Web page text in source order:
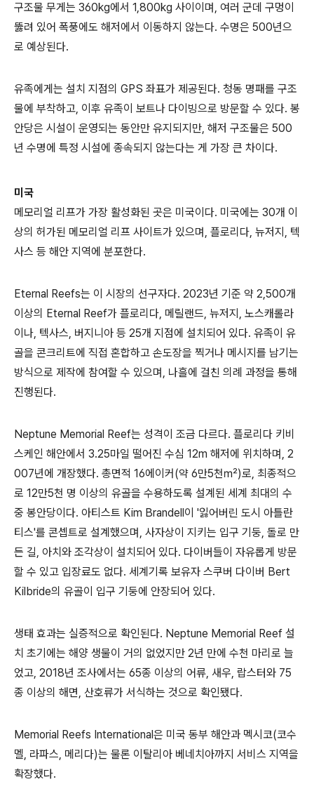
구조물 무게는 360kg에서 1,800kg 사이이며, 여러 군데 구멍이
뚫려 있어 폭풍에도 해저에서 이동하지 않는다. 수명은 500년으
로 예상된다.
유족에게는 설치 지점의 GPS 좌표가 제공된다. 청동 명패를 구조
물에 부착하고, 이후 유족이 보트나 다이빙으로 방문할 수 있다. 봉
안당은 시설이 운영되는 동안만 유지되지만, 해저 구조물은 500
년 수명에 특정 시설에 종속되지 않는다는 게 가장 큰 차이다.
미국
메모리얼 리프가 가장 활성화된 곳은 미국이다. 미국에는 30개 이
상의 허가된 메모리얼 리프 사이트가 있으며, 플로리다, 뉴저지, 텍
사스 등 해안 지역에 분포한다.
Eternal Reefs는 이 시장의 선구자다. 2023년 기준 약 2,500개
이상의 Eternal Reef가 플로리다, 메릴랜드, 뉴저지, 노스캐롤라
이나, 텍사스, 버지니아 등 25개 지점에 설치되어 있다. 유족이 유
골을 콘크리트에 직접 혼합하고 손도장을 찍거나 메시지를 남기는
방식으로 제작에 참여할 수 있으며, 나흘에 걸친 의례 과정을 통해
진행된다.
Neptune Memorial Reef는 성격이 조금 다르다. 플로리다 키비
스케인 해안에서 3.25마일 떨어진 수심 12m 해저에 위치하며, 2
007년에 개장했다. 총면적 16에이커(약 6만5천㎡)로, 최종적으
로 12만5천 명 이상의 유골을 수용하도록 설계된 세계 최대의 수
중 봉안당이다. 아티스트 Kim Brandell이 '잃어버린 도시 아틀란
티스'를 콘셉트로 설계했으며, 사자상이 지키는 입구 기둥, 돌로 만
든 길, 아치와 조각상이 설치되어 있다. 다이버들이 자유롭게 방문
할 수 있고 입장료도 없다. 세계기록 보유자 스쿠버 다이버 Bert
Kilbride의 유골이 입구 기둥에 안장되어 있다.
생태 효과는 실증적으로 확인된다. Neptune Memorial Reef 설
치 초기에는 해양 생물이 거의 없었지만 2년 만에 수천 마리로 늘
었고, 2018년 조사에서는 65종 이상의 어류, 새우, 랍스터와 75
종 이상의 해면, 산호류가 서식하는 것으로 확인됐다.
Memorial Reefs International은 미국 동부 해안과 멕시코(코수
멜, 라파스, 메리다)는 물론 이탈리아 베네치아까지 서비스 지역을
확장했다.